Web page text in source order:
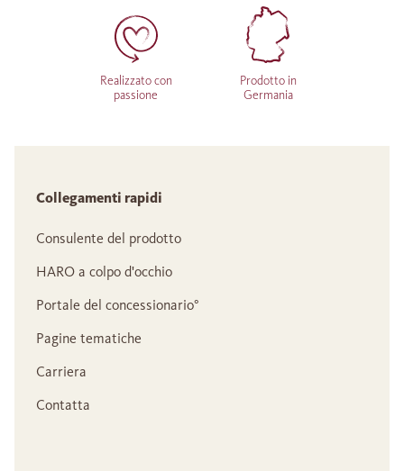
Realizzato con
passione
Prodotto in
Germania
Collegamenti rapidi
Consulente del prodotto
HARO a colpo d'occhio
Portale del concessionario°
Pagine tematiche
Carriera
Contatta